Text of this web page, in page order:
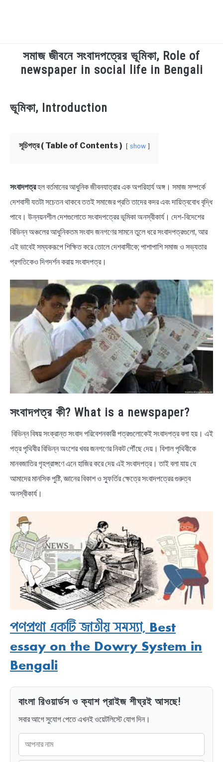
TECHNOLOGY
BIOGRAPHY
EDUCATIONAL
QUOTES & CAPTIONS
NEWS
BENGALI LYRICS
BENGALI NAMES
BENGALI STORIES
সমাজ জীবনে সংবাদপত্রের ভূমিকা, Role of
newspaper in social life in Bengali
Bangla
ভূমিকা, Introduction
সূচিপত্র ( Table of Contents ) show
সংবাদপত্রহল বর্তমানের আধুনিক জীবনযাত্রার এক অপরিহার্য অঙ্গ। সমাজ সম্পর্কে
দেশবাসী যতটা সচেতন থাকবে ততই সমাজের প্রতি তাদের কদর এবং দায়িত্ববোধ বৃদ্ধি
পাবে। উন্নয়নশীল দেশগুলোতে সংবাদপত্রের ভূমিকা অনস্বীকার্য। দেশ-বিদেশের
বিভিন্ন অঞ্চলের আধুনিকতম সংবাদ জনগণের সামনে তুলে ধরে সংবাদপত্রগুলো, আর
এই ভাবেই সম্যকরূপে শিক্ষিত করে তোলে দেশবাসীকে; পাশাপাশি সমাজ ও সভ্যতার
প্রগতিকেও দিগদর্শন করায় সংবাদপত্র।
সংবাদপত্র কী? What is a newspaper?
বিভিন্ন বিষয় সংক্রান্ত সংবাদ পরিবেশনকারী পত্রগুলোকেই সংবাদপত্র বলা হয়। এই
পত্র পৃথিবীর বিভিন্ন অংশের খবর জনগণের নিকট পৌঁছে দেয়। বিশাল পৃথিবীকে
মানবজাতির গৃহপ্রাঙ্গণে এনে হাজির করে দেয় এই সংবাদপত্র। তাই বলা যায় যে
আমাদের মানসিক পুষ্টি, জ্ঞানের বিকাশ ও স্ফুর্তির ক্ষেত্রে সংবাদপত্রের গুরুত্ব
অনস্বীকার্য।
পণপ্রথা একটি জাতীয় সমস্যা, Best
essay on the Dowry System in
Bengali
বাংলা রিওয়ার্ডস ও ক্যাশ প্রাইজ শীঘ্রই আসছে!
সবার আগে সুযোগ পেতে এখনই ওয়েটলিস্টে যোগ দিন।